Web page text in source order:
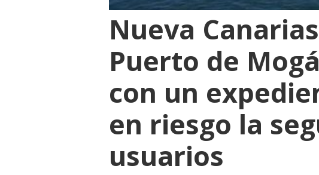
Nueva
Puerto de
con un
en riesgo la
usuarios